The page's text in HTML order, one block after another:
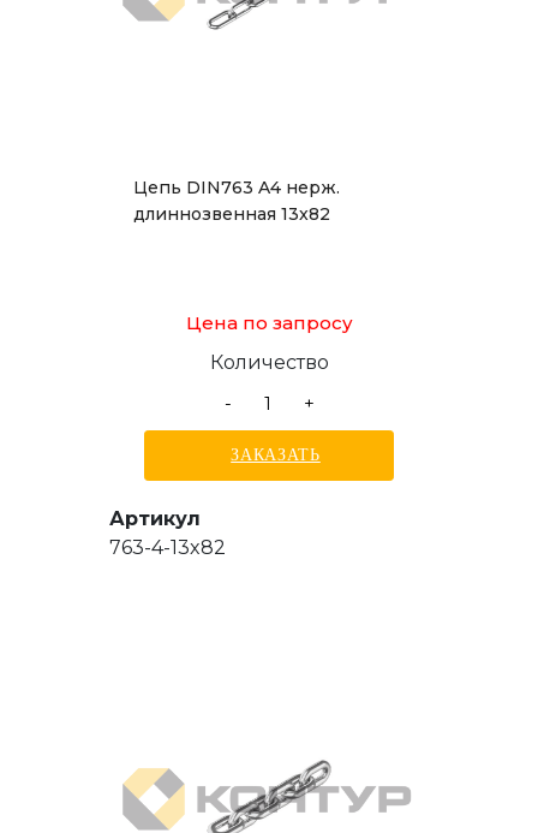
Цепь DIN763 A4 нерж.
длиннозвенная 13x82
Цена по запросу
Количество
-
+
ЗАКАЗАТЬ
Артикул
763-4-13x82